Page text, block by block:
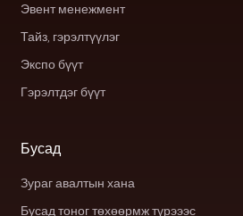
Эвент менежмент
Тайз, гэрэлтүүлэг
Экспо бүүт
Гэрэлтдэг бүүт
Бусад
Зураг авалтын хана
Бусад тоног төхөөрмж түрэээс